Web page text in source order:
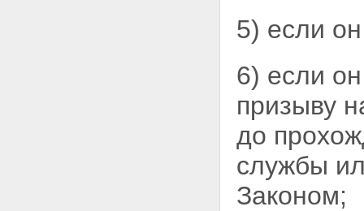
5) если
6) если
призыву
до
службы
Законом;